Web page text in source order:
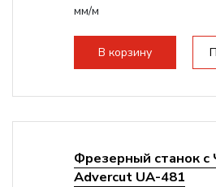
мм/м
стандартно:Вакуумный
Цанговый патрон:ER32
В корзину
Фрезерный станок с
Advercut UA-481